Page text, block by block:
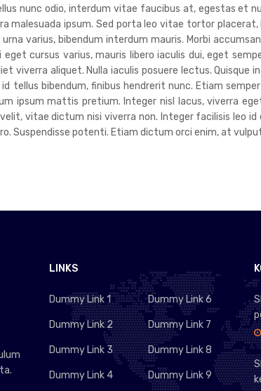
nunc odio, interdum vitae faucibus at, egestas et
malesuada ipsum. Sed porta leo vitae tortor
urna varius, bibendum interdum mauris. Morbi
cursus varius, mauris libero iaculis dui, eget
viverra aliquet. Nulla iaculis posuere lectus.
id tellus bibendum, finibus hendrerit nunc. Etiam
ipsum mattis pretium. Integer nisl lacus, viverra
vitae dictum nisi viverra non. Integer facilisis leo
Suspendisse potenti. Etiam dictum orci enim, at
LINKS
Dummy Link 1
Dummy Link 2
Dummy Link 3
Dummy Link 4
Dummy Link 6
Dummy Link 7
Dummy Link 8
Dummy Link 9